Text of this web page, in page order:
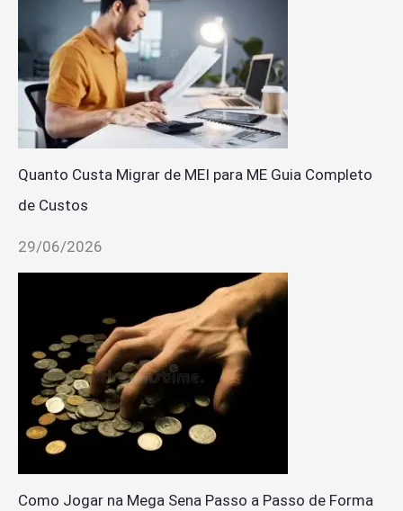
Quanto Custa Migrar de MEI para ME Guia Completo
de Custos
29/06/2026
Como Jogar na Mega Sena Passo a Passo de Forma